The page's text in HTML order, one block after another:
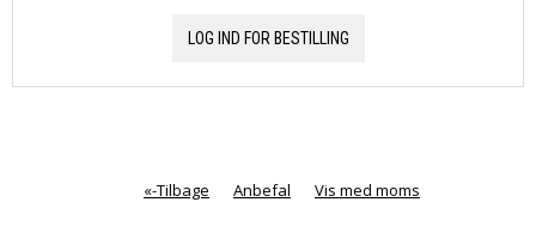
LOG IND FOR BESTILLING
«-Tilbage Anbefal Vis med moms